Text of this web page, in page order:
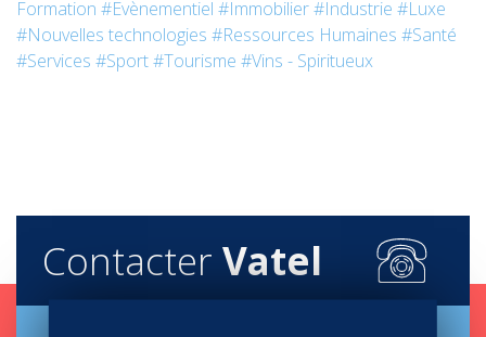
Formation #Evènementiel #Immobilier#Industrie #Luxe
#Nouvelles technologies #Ressources Humaines #Santé
#Services #Sport#Tourisme #Vins - Spiritueux
Contacter Vatel